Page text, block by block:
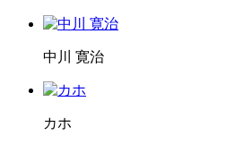
中川 寛治
カホ